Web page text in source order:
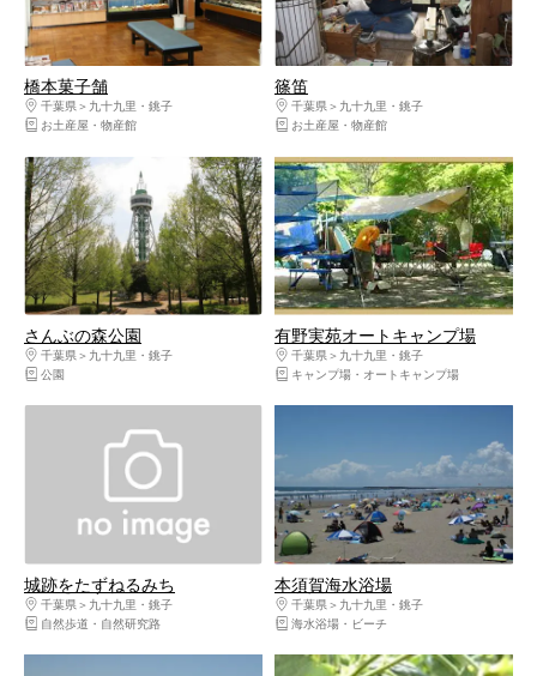
橋本菓子舗
千葉県
九十九里・銚子
お土産屋・物産館
篠笛
千葉県
九十九里・銚子
お土産屋・物産館
さんぶの森公園
千葉県
九十九里・銚子
公園
有野実苑オートキャンプ場
千葉県
九十九里・銚子
キャンプ場・オートキャンプ場
城跡をたずねるみち
千葉県
九十九里・銚子
自然歩道・自然研究路
本須賀海水浴場
千葉県
九十九里・銚子
海水浴場・ビーチ